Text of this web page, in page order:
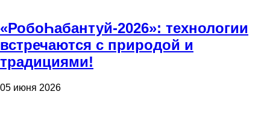
«РобоҺабантуй-2026»: технологии
встречаются с природой и
традициями!
05 июня 2026